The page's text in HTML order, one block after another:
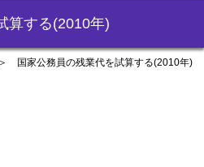
算する(2010年)
国家公務員の残業代を試算する(2010年)